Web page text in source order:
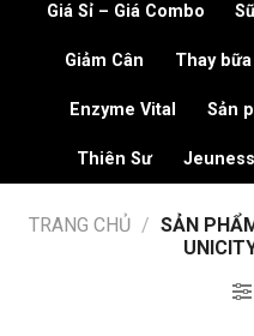
Giá Sỉ – Giá Combo
Giảm Cân Thay
Enzyme Vital Sản
Thiên Sư
TRANG CHỦ / SẢN